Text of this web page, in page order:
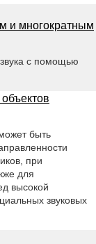
и многократным
с помощью
быть
при
для
высокой
звуковых